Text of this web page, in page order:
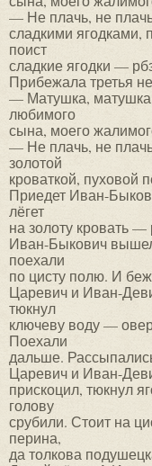
— Не плачь, не
сладкими ягодками,
поист
сладкие ягодки —
Прибежала третья
— Матушка,
любимого
сына, моего
— Не плачь, не
золотой
кроваткой, пуховой
Приедет Иван-
лёгет
на золоту кровать —
Иван-Быкович
поехали
по цисту полю. И
Царевич и Иван-
тюкнул
ключеву воду —
Поехали
дальше.
Царевич и Иван-
прискоцил, тюкнул
голову
срубили. Стоит на
перина,
да толкова